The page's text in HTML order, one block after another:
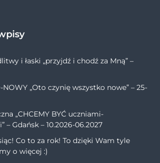
i łaski „przyjdź i chodź za Mną” –
„Oto czynię wszystko nowe” – 25-
„CHCEMY BYĆ uczniami-
– Gdańsk – 10.2026-06.2027
Co to za rok! To dzięki Wam tyle
o więcej :)